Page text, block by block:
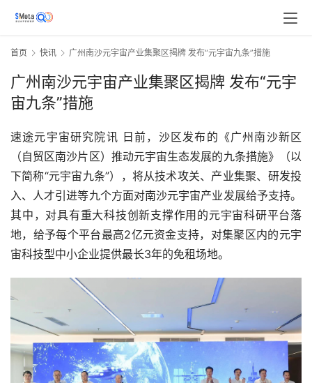
首页 快讯 广州南沙元宇宙产业集聚区揭牌 发布“元宇宙九条”措施
广州南沙元宇宙产业集聚区揭牌 发布“元宇
宙九条”措施
速途元宇宙研究院讯 日前，沙区发布的《广州南沙新区
（自贸区南沙片区）推动元宇宙生态发展的九条措施》（以
下简称“元宇宙九条”），将从技术攻关、产业集聚、研发投
入、人才引进等九个方面对南沙元宇宙产业发展给予支持。
其中，对具有重大科技创新支撑作用的元宇宙科研平台落
地，给予每个平台最高2亿元资金支持，对集聚区内的元宇
宙科技型中小企业提供最长3年的免租场地。